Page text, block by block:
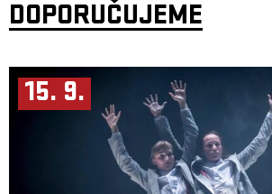
DOPORUČUJEME
15. 9.